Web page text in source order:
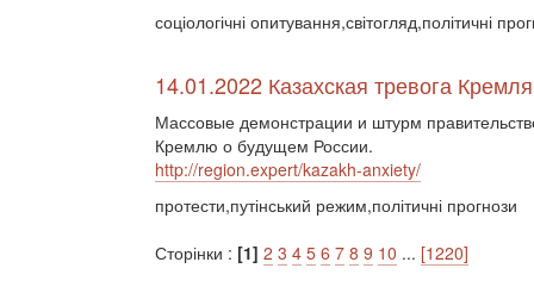
соціологічні опитування,світогляд,політичні
14.01.2022 Казахская тревога Кремля
Массовые демонстрации и штурм
Кремлю о будущем России.
http://region.expert/kazakh-anxiety/
протести,путінський режим,політичні прогнози
Сторінки : [1] 2 3 4 5 6 7 8 9 10 ... [1220]